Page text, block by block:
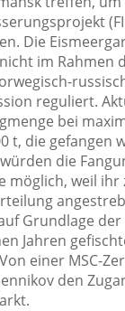
Die
im Rahmen
reguliert.
bei
t, die gefangen
die
möglich, weil
Grundlage der
Jahren
einer MSC-
den